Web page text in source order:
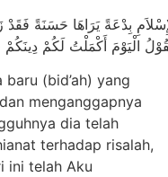
بِدْعَةً يَرَاهَا حَسَنَةً
(bid’ah) yang
menganggapnya
dia telah
terhadap risalah,
ini telah Aku